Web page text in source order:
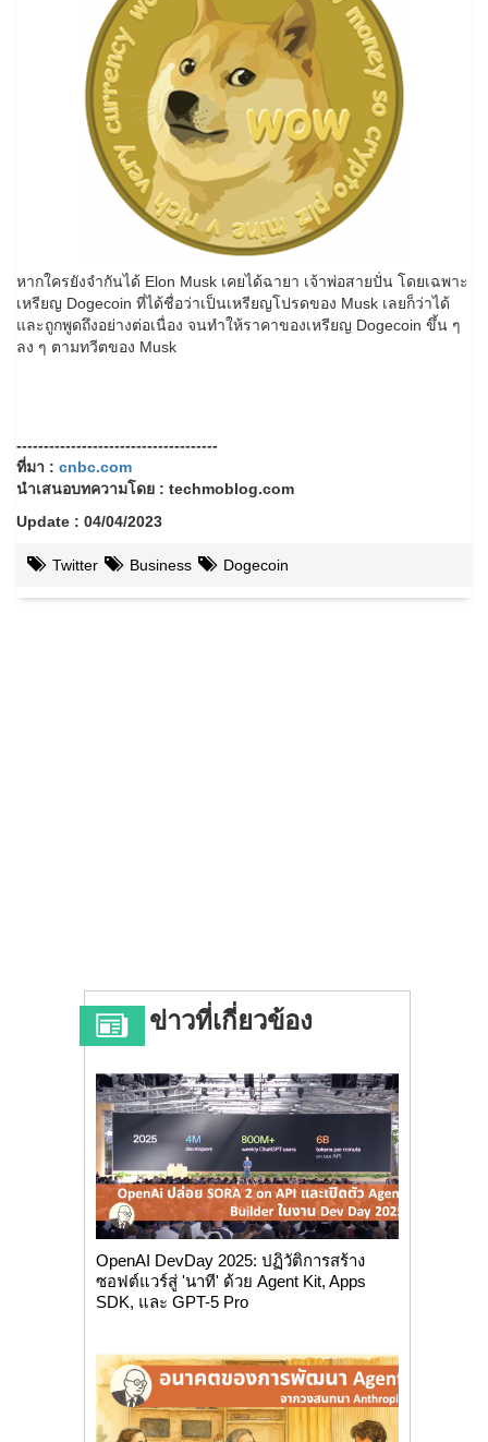
หากใครยังจำกันได้ Elon Musk เคยได้ฉายา เจ้าพ่อสายปั่น โดยเฉพาะ
เหรียญ Dogecoin ที่ได้ชื่อว่าเป็นเหรียญโปรดของ Musk เลยก็ว่าได้
และถูกพูดถึงอย่างต่อเนื่อง จนทำให้ราคาของเหรียญ Dogecoin ขึ้น ๆ
ลง ๆ ตามทวีตของ Musk
-------------------------------------
ที่มา : cnbc.com
นำเสนอบทความโดย : techmoblog.com
Update : 04/04/2023
Twitter Business Dogecoin
ข่าวที่เกี่ยวข้อง
OpenAI DevDay 2025: ปฏิวัติการสร้าง
ซอฟต์แวร์สู่ 'นาที' ด้วย Agent Kit, Apps
SDK, และ GPT-5 Pro